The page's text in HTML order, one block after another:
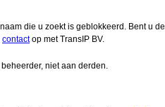
die u zoekt is geblokkeerd. Bent u de
contactop met TransIP BV.
niet aan derden.